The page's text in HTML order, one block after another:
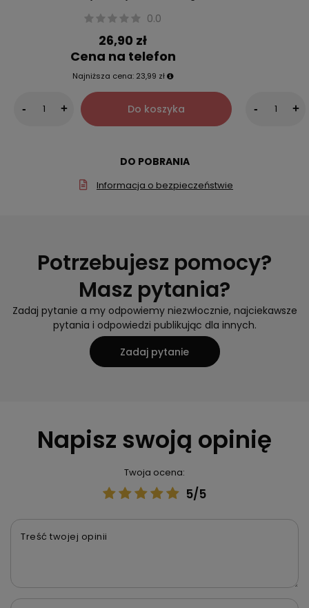
0.0
26,90 zł
Cena na telefon
Najniższa cena: 23,99 zł
- + Do koszyka - +
DO POBRANIA
Informacja o bezpieczeństwie
Potrzebujesz pomocy?
Masz pytania?
Zadaj pytanie a my odpowiemy niezwłocznie, najciekawsze
pytania i odpowiedzi publikując dla innych.
Zadaj pytanie
Napisz swoją opinię
Twoja ocena:
5/5
Treść twojej opinii